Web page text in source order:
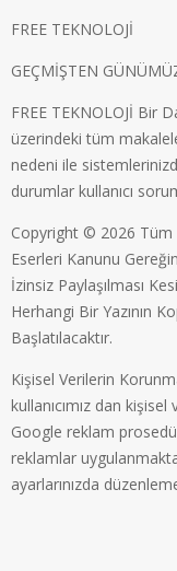
FREE TEKNOLOJİ
GEÇMİŞTEN
FREE TEKNOLOJİ Bir
üzerindeki tüm
nedeni ile
durumlar kullanıcı
Copyright © 2026 Tüm
Eserleri Kanunu
İzinsiz Paylaşılması
Herhangi Bir Yazının
Başlatılacaktır.
Kişisel Verilerin
kullanıcımız dan
Google reklam
reklamlar
ayarlarınızda